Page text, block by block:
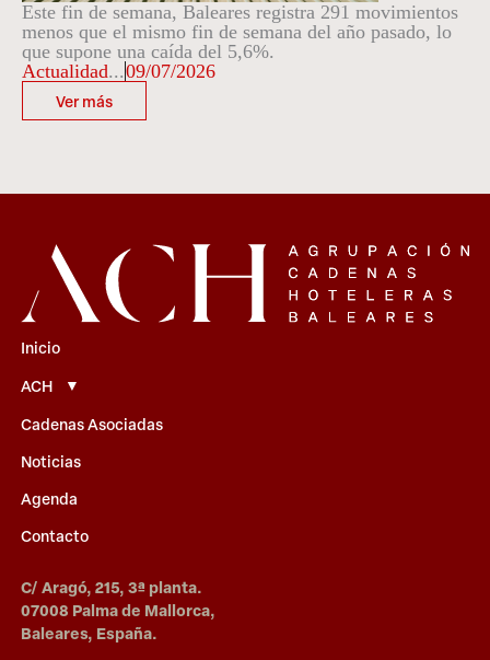
Este fin de semana, Baleares registra 291 movimientos
menos que el mismo fin de semana del año pasado, lo
que supone una caída del 5,6%.
Actualidad...09/07/2026
Ver más
Inicio
ACH
Cadenas Asociadas
Noticias
Agenda
Contacto
C/ Aragó, 215, 3ª planta.
07008 Palma de Mallorca,
Baleares, España.